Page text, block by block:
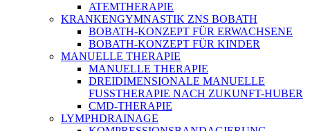
ATEMTHERAPIE
KRANKENGYMNASTIK ZNS BOBATH
BOBATH-KONZEPT FÜR ERWACHSENE
BOBATH-KONZEPT FÜR KINDER
MANUELLE THERAPIE
MANUELLE THERAPIE
DREIDIMENSIONALE MANUELLE
FUSSTHERAPIE NACH ZUKUNFT-HUBER
CMD-THERAPIE
LYMPHDRAINAGE